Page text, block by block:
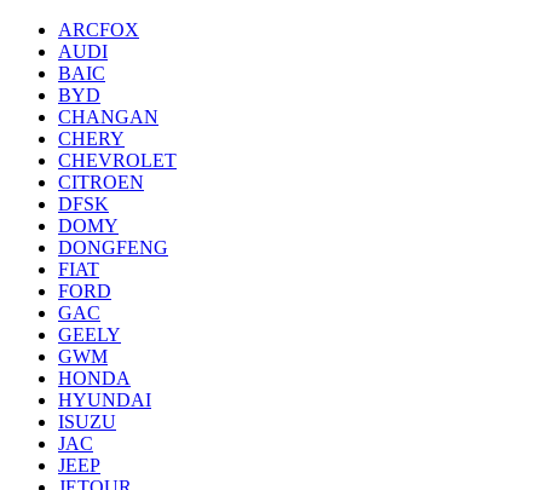
ARCFOX
AUDI
BAIC
BYD
CHANGAN
CHERY
CHEVROLET
CITROEN
DFSK
DOMY
DONGFENG
FIAT
FORD
GAC
GEELY
GWM
HONDA
HYUNDAI
ISUZU
JAC
JEEP